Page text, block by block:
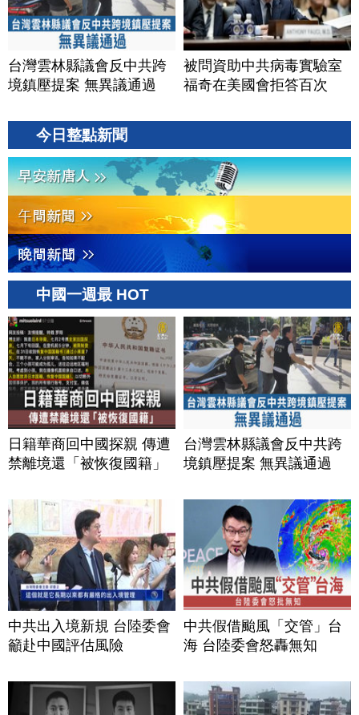
台灣雲林縣議會反中共跨
境鎮壓提案 無異議通過
被問資助中共病毒實驗室
福奇在美國會拒答百次
今日整點新聞
中國一週最 HOT
日籍華商回中國探親 傳遭
禁離境還「被恢復國籍」
台灣雲林縣議會反中共跨
境鎮壓提案 無異議通過
中共出入境新規 台陸委會
籲赴中國評估風險
中共假借颱風「交管」台
海 台陸委會怒轟無知